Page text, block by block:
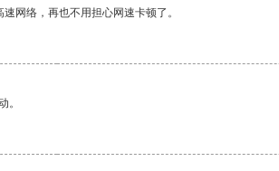
网络，再也不用担心网速卡顿了。
。